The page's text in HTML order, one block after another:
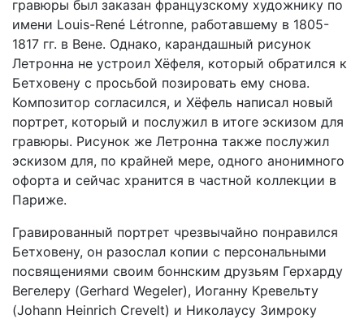
гравюры был заказан французскому художнику по
имени Louis-René Létronne, работавшему в 1805-
1817 гг. в Вене. Однако, карандашный рисунок
Летронна не устроил Хёфеля, который обратился к
Бетховену с просьбой позировать ему снова.
Композитор согласился, и Хёфель написал новый
портрет, который и послужил в итоге эскизом для
гравюры. Рисунок же Летронна также послужил
эскизом для, по крайней мере, одного анонимного
офорта и сейчас хранится в частной коллекции в
Париже.
Гравированный портрет чрезвычайно понравился
Бетховену, он разослал копии с персональными
посвящениями своим боннским друзьям Герхарду
Вегелеру (Gerhard Wegeler), Иоганну Кревельту
(Johann Heinrich Crevelt) и Николаусу Зимроку